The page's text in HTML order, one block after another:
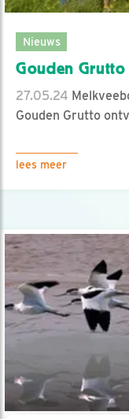
Nieuws
Gouden Grutto
27.05.24
Gouden Grutto
lees meer